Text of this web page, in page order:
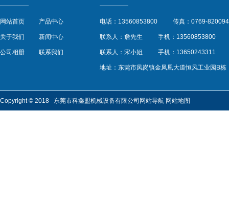
网站首页 产品中心
关于我们 新闻中心
公司相册 联系我们
电话：13560853800 传真：0769-
联系人：詹先生 手机：13560853800
联系人：宋小姐 手机：13650243311
地址：东莞市凤岗镇金凤凰大道恒风工业园B栋
Copyright © 2018 东莞市科鑫盟机械设备有限公司 网站导航 网站地图